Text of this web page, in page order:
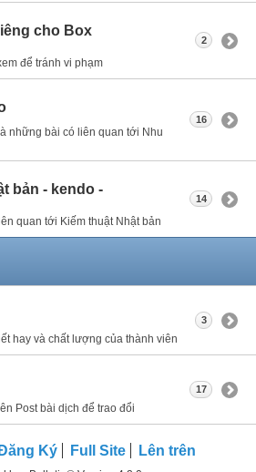
cho Box
để tránh vi phạm
2
những bài có liên quan tới Nhu
16
bản - kendo -
quan tới Kiếm thuật Nhật bản
14
hay và chất lượng của thành viên
3
Post bài dịch để trao đổi
17
Ký Full Site Lên trên